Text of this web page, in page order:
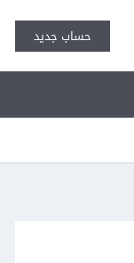
حساب جديد